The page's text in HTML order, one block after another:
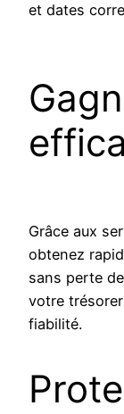
et dates
Grâce aux
obtenez
sans perte
votre
fiabilité.